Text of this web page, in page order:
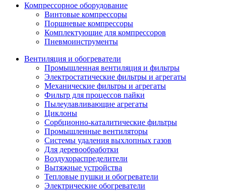
Компрессорное оборудование
Винтовые компрессоры
Поршневые компрессоры
Комплектующие для компрессоров
Пневмоинструменты
Вентиляция и обогреватели
Промышленная вентиляция и фильтры
Электростатические фильтры и агрегаты
Механические фильтры и агрегаты
Фильтр для процессов пайки
Пылеулавливающие агрегаты
Циклоны
Сорбционно-каталитические фильтры
Промышленные вентиляторы
Системы удаления выхлопных газов
Для деревообработки
Воздухораспределители
Вытяжные устройства
Тепловые пушки и обогреватели
Электрические обогреватели